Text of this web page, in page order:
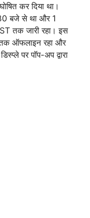
कर दिया था।
बजे से था और 1
तक जारी रहा। इस
तक ऑफलाइन रहा और
पर पॉप-अप द्वारा